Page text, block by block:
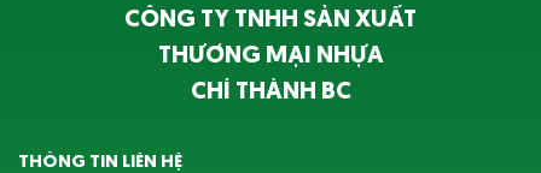
CÔNG TY TNHH SẢN XUẤT
THƯƠNG MẠI NHỰA
CHÍ THÀNH BC
THÔNG TIN LIÊN HỆ